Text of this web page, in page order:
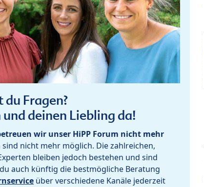
du Fragen?
deinen Liebling da!
wir unser HiPP Forum nicht mehr
nicht mehr möglich. Die zahlreichen,
bleiben jedoch bestehen und sind
auch künftig die bestmögliche Beratung
über verschiedene Kanäle jederzeit